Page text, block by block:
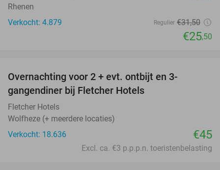
Rhenen
Verkocht: 4.879
Regulier €31,50
€25,50
Overnachting voor 2 + evt. ontbijt en 3-
gangendiner bij Fletcher Hotels
Fletcher Hotels
Wolfheze (+ meerdere locaties)
Verkocht: 18.636
€45
Excl. ca. €3 p.p.p.n. toeristenbelasting